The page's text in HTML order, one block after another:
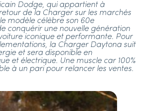
Dodge, qui appartient à
de la Charger sur les marchés
modèle célèbre son 60e
conquérir une nouvelle génération
iconique et performante. Pour
la Charger Daytona suit
et sera disponible en
et électrique. Une muscle car 100%
à un pari pour relancer les ventes.